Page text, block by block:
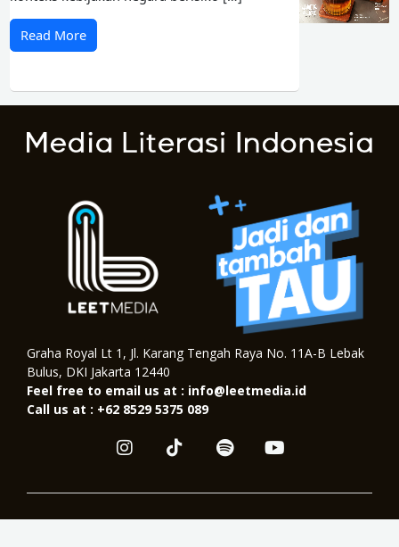
Read More
Graha Royal Lt 1, Jl. Karang Tengah Raya No. 11A-B Lebak
Bulus, DKI Jakarta 12440
Feel free to email us at : info@leetmedia.id
Call us at : +62 8529 5375 089
I
t
a
T
i
t
o
S
p
t
i
Y
t
u
Copyright © 2026. All Right Reserved